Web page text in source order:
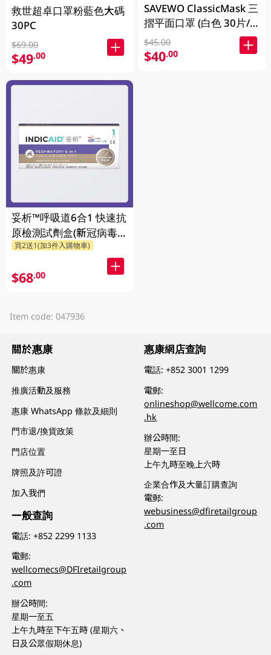
救世超卓口罩粉藍色大碼
30PC
$69.00
$49.00
妥析™呼吸道6合1 快速抗
原檢測試劑盒(新冠病毒/
甲型及⼄型流感/呼吸道
合胞病毒/呼吸道腺病毒/
肺炎支原體)
買2送1(加3件入購物車)
$68.00
SAVEWO ClassicMask 三
摺平面口罩 (白色 30片/
盒，獨立包裝)
$45.00
$40.00
Item code: 047936
關於惠康
關於惠康
推廣活動及服務
惠康 WhatsApp 條款及細則
門市退/換貨政策
門店位置
牌照及許可證
加入我們
一般查詢
電話:+852 2299 1133
電郵:
wellcomecs@DFIretailgroup
.com
辦公時間:
星期一至五
上午九時至下午五時 (星期六、
日及公眾假期休息)
惠康網店查詢
電話:+852 3001 1299
電郵:
onlineshop@wellcome.com
.hk
辦公時間:
星期一至日
上午九時至晚上六時
企業合作及大量訂購查詢
電郵:
webusiness@dfiretailgroup
.com